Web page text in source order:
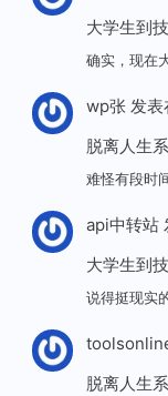
大学生到
确实，现在
wp张发表
脱离人生
难怪有段时
api中转站
大学生到
说得挺现实
脱离人生